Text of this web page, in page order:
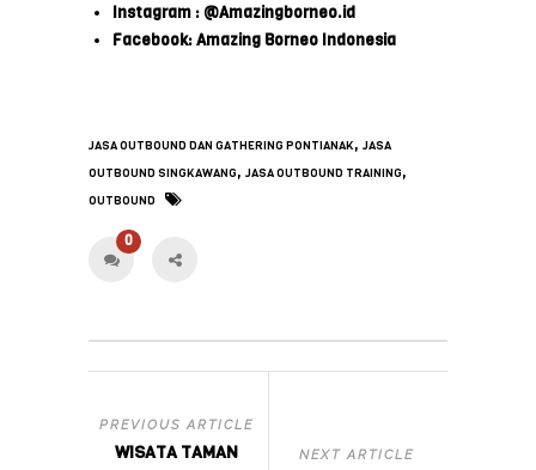
Instagram : @Amazingborneo.id
Facebook: Amazing Borneo Indonesia
JASA OUTBOUND DAN GATHERING PONTIANAK, JASA
OUTBOUND SINGKAWANG, JASA OUTBOUND TRAINING,
OUTBOUND
0
PREVIOUS ARTICLE
WISATA TAMAN
NEXT ARTICLE